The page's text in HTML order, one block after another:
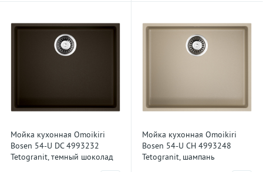
Мойка кухонная Omoikiri
Bosen 54-U DC 4993232
Tetogranit, темный шоколад
Мойка кухонная Omoikiri
Bosen 54-U CH 4993248
Tetogranit, шампань